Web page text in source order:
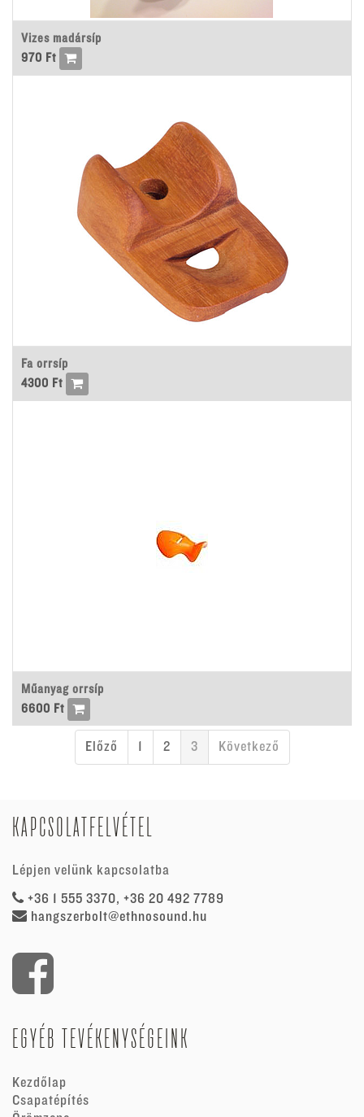
Vizes madársíp
970 Ft
Fa orrsíp
4300 Ft
Műanyag orrsíp
6600 Ft
Előző 1 2 3 Következő
KAPCSOLATFELVÉTEL
Lépjen velünk kapcsolatba
+36 1 555 3370, +36 20 492 7789
hangszerbolt@ethnosound.hu
EGYÉB TEVÉKENYSÉGEINK
Kezdőlap
Csapatépítés